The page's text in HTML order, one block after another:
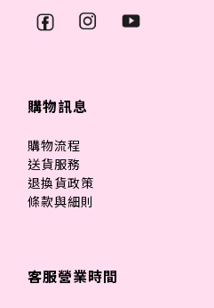
購物訊息
購物流程
送貨服務
退換貨政策
條款與細則
客服營業時間